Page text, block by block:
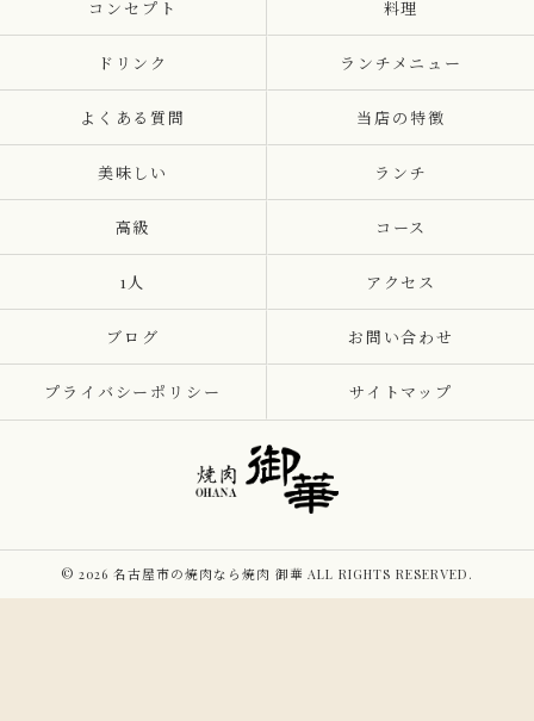
コンセプト 料理
ドリンク ランチメニュー
よくある質問 当店の特徴
美味しい ランチ
高級 コース
1人 アクセス
ブログ お問い合わせ
プライバシーポリシー サイトマップ
© 2026 名古屋市の焼肉なら焼肉 御華 ALL RIGHTS RESERVED.